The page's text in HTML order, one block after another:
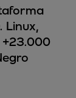
Linux,
+23.000